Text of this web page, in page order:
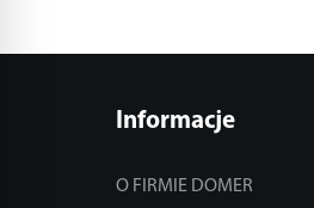
Informacje
O FIRMIE DOMER